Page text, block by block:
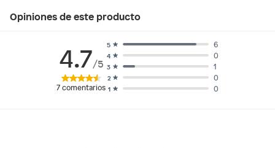
Opiniones de este producto
4.7/5
7comentarios 1 0
2 0
3 1
4 0
5 6